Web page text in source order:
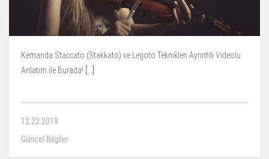
Kemanda Staccato (Stakkato) ve Legoto Teknikleri Ayrıntılı Videolu
Anlatım ile Burada!
12.22.2019
Güncel Bilgiler